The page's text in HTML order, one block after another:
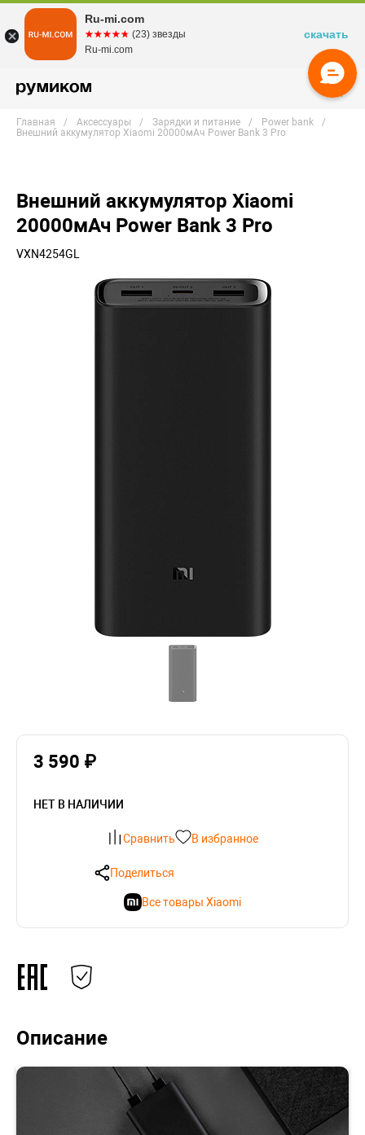
Главная Аксессуары Зарядки и питание
Power bank
Внешний аккумулятор Xiaomi 20000мАч Power Bank 3 Pro
Внешний аккумулятор Xiaomi
20000мАч Power Bank 3 Pro
VXN4254GL
3 590 ₽
НЕТ В НАЛИЧИИ
Сравнить В избранное
Поделиться
Все товары Xiaomi
Описание
Ru-mi.com
☆☆☆☆☆
★★★★★ (23) звезды
Ru-mi.com
скачать